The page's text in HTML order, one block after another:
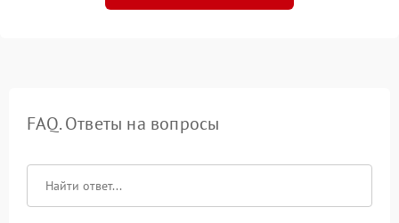
FAQ. Ответы на вопросы